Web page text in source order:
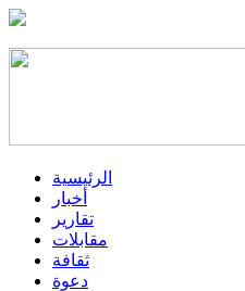
الرئيسية
أخبار
تقارير
مقابلات
ثقافة
دعوة